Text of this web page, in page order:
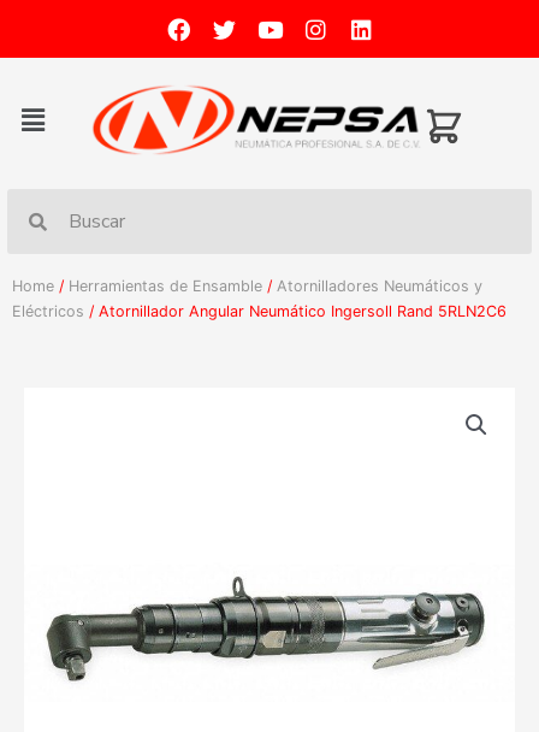
Home / Herramientas de Ensamble / Atornilladores Neumáticos y
Eléctricos / Atornillador Angular Neumático Ingersoll Rand 5RLN2C6